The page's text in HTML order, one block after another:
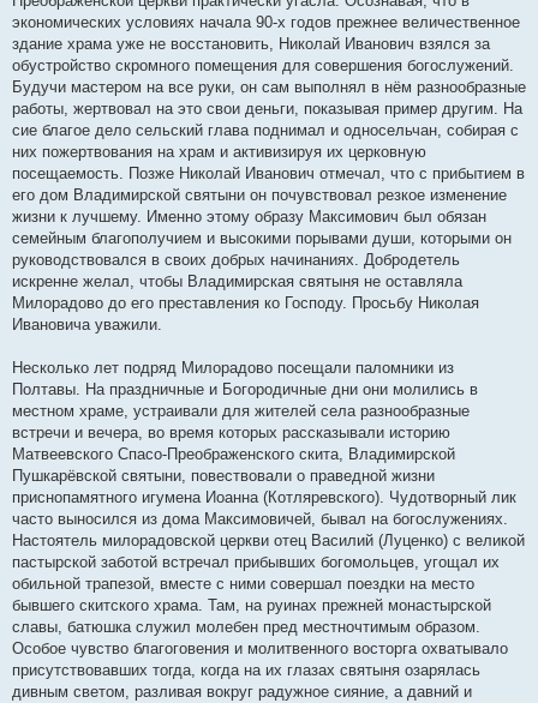
экономических условиях начала 90-х годов прежнее величественное
здание храма уже не восстановить, Николай Иванович взялся за
обустройство скромного помещения для совершения богослужений.
Будучи мастером на все руки, он сам выполнял в нём разнообразные
работы, жертвовал на это свои деньги, показывая пример другим. На
сие благое дело сельский глава поднимал и односельчан, собирая с
них пожертвования на храм и активизируя их церковную
посещаемость. Позже Николай Иванович отмечал, что с прибытием в
его дом Владимирской святыни он почувствовал резкое изменение
жизни к лучшему. Именно этому образу Максимович был обязан
семейным благополучием и высокими порывами души, которыми он
руководствовался в своих добрых начинаниях. Добродетель
искренне желал, чтобы Владимирская святыня не оставляла
Милорадово до его преставления ко Господу. Просьбу Николая
Ивановича уважили.
Несколько лет подряд Милорадово посещали паломники из
Полтавы. На праздничные и Богородичные дни они молились в
местном храме, устраивали для жителей села разнообразные
встречи и вечера, во время которых рассказывали историю
Матвеевского Спасо-Преображенского скита, Владимирской
Пушкарёвской святыни, повествовали о праведной жизни
приснопамятного игумена Иоанна (Котляревского). Чудотворный лик
часто выносился из дома Максимовичей, бывал на богослужениях.
Настоятель милорадовской церкви отец Василий (Луценко) с великой
пастырской заботой встречал прибывших богомольцев, угощал их
обильной трапезой, вместе с ними совершал поездки на место
бывшего скитского храма. Там, на руинах прежней монастырской
славы, батюшка служил молебен пред местночтимым образом.
Особое чувство благоговения и молитвенного восторга охватывало
присутствовавших тогда, когда на их глазах святыня озарялась
дивным светом, разливая вокруг радужное сияние, а давний и